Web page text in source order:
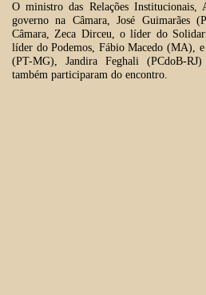
O ministro das Relações
governo na Câmara, José
Câmara, Zeca Dirceu, o líder do
líder do Podemos, Fábio Macedo (MA), e
(PT-MG), Jandira Feghali (PCdoB-
também participaram do encontro.